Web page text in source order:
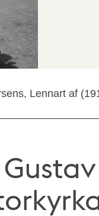
Lennart af